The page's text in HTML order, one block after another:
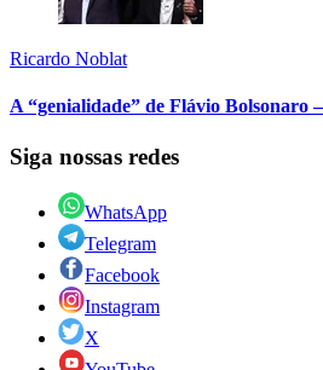
Ricardo Noblat
A “genialidade” de Flávio Bolsonaro
Siga nossas redes
WhatsApp
Telegram
Facebook
Instagram
X